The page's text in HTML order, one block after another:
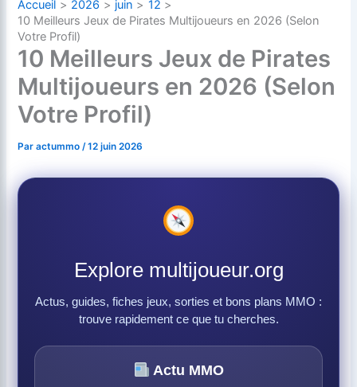
Accueil 2026 juin
12
10 Meilleurs Jeux de Pirates Multijoueurs en 2026 (Selon
Votre Profil)
10 Meilleurs Jeux de Pirates
Multijoueurs en 2026 (Selon
Votre Profil)
Paractummo /12 juin 2026
Explore multijoueur.org
Actus, guides, fiches jeux, sorties et bons plans MMO :
trouve rapidement ce que tu cherches.
Actu MMO